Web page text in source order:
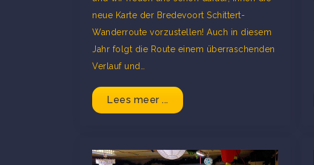
neue Karte der Bredevoort Schittert-
Wanderroute vorzustellen! Auch in diesem
Jahr folgt die Route einem überraschenden
Verlauf und…
Lees meer ...